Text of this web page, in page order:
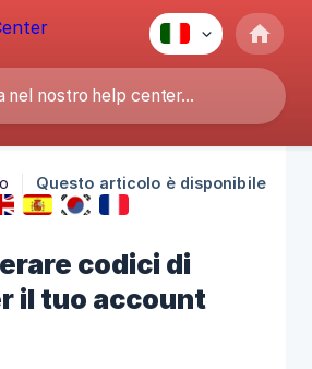
Questo articolo è disponibile
codici di
il tuo account